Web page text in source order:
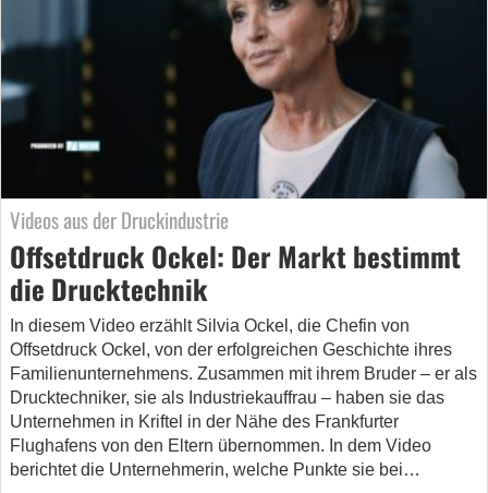
Videos aus der Druckindustrie
Offsetdruck Ockel: Der Markt bestimmt
die Drucktechnik
In diesem Video erzählt Silvia Ockel, die Chefin von
Offsetdruck Ockel, von der erfolgreichen Geschichte ihres
Familienunternehmens. Zusammen mit ihrem Bruder – er als
Drucktechniker, sie als Industriekauffrau – haben sie das
Unternehmen in Kriftel in der Nähe des Frankfurter
Flughafens von den Eltern übernommen. In dem Video
berichtet die Unternehmerin, welche Punkte sie bei…